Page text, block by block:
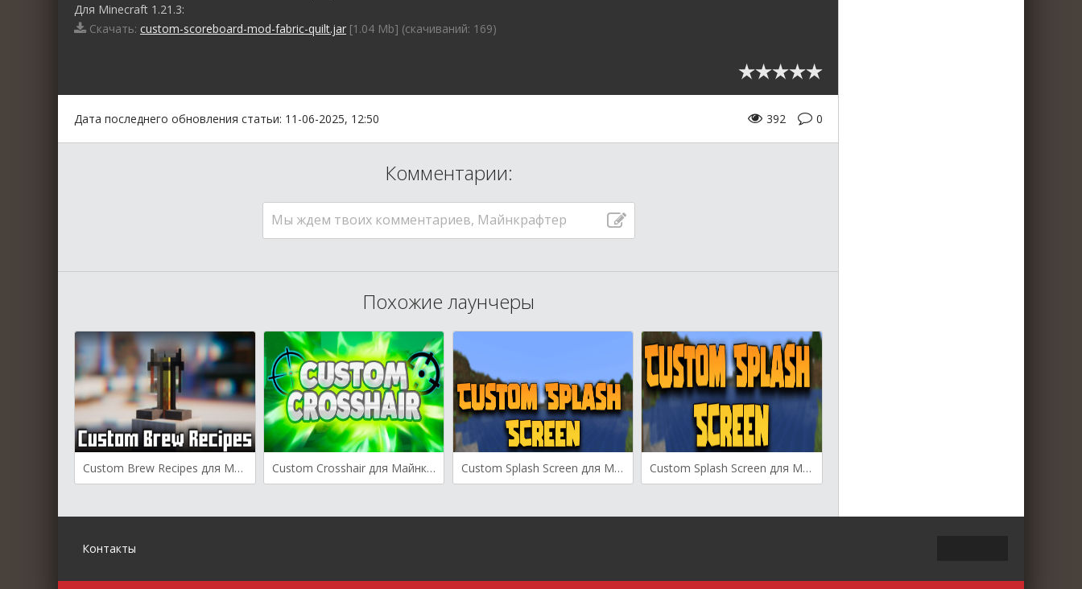
Для Minecraft 1.21.3:
Скачать: custom-scoreboard-mod-fabric-quilt.jar [1.04 Mb] (cкачиваний: 169)
Дата последнего обновления статьи: 11-06-2025, 12:50 0
392
Комментарии:
Мы ждем твоих комментариев, Майнкрафтер
Похожие лаунчеры
Custom Brew Recipes для Майнкрафт [1.21.4, 1.21.1, 1.20.6] Custom Crosshair для Майнкрафт [1.21.3, 1.21.1, 1.21] Custom Splash Screen для Майнкрафт [1.20.1, 1.20, 1.19.4] Custom Splash Screen для Майнкрафт [1.19.2, 1.17.1, 1.16.5]
Контакты